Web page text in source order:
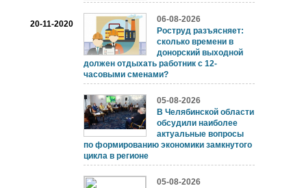
20-11-2020
06-08-2026
Роструд разъясняет:
сколько времени в
донорский выходной
должен отдыхать работник с 12-
часовыми сменами?
05-08-2026
В Челябинской области
обсудили наиболее
актуальные вопросы
по формированию экономики замкнутого
цикла в регионе
05-08-2026